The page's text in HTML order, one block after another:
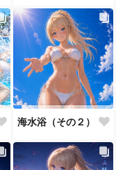
海水浴（その２）